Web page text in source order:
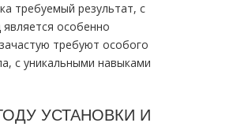
требуемый результат, с
особенно
требуют особого
с уникальными навыками
УСТАНОВКИ И